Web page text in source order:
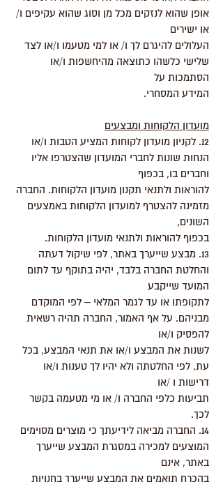
אופן שהוא לנזקים מכל מן וסוג שהוא עקיפים ו/
או ישירים
העלולים להיגרם לך ו/ או למי מטעמו ו/או לצד
שלישי כלשהו כתוצאה מהיחשפות ו/או
הסתמכות על
המידע המסחרי.
מועדון הלקוחות ומבצעים
12. לקניון מועדון לקוחות המציע הטבות ו/או
הנחות שונות לחברי המועדון שהצטרפו אליו
וחברים בו, בכפוף
להוראות ולתנאי תקנון מועדון הלקוחות. החברה
מזמינה להצטרף למועדון הלקוחות באמצעים
השונים,
בכפוף להוראות ולתנאי מועדון הלקוחות.
13. מבצע שייערך באתר, לפי שיקול דעתה
והחלטת החברה בלבד, יהיה בתוקף עד לתום
המועד שייקבע
לתקופתו או עד לגמר המלאי – לפי המוקדם
מבניהם. על אף האמור, החברה תהיה רשאית
להפסיק ו/או
לשנות את המבצע ו/או את תנאי המבצע, בכל
עת, לפי החלטתה ולא יהיו לך טענות ו/או
דרישות ו /או
תביעות כלפי החברה ו/ או מי מטעמה בקשר
לכך.
14. החברה מביאה לידיעתך כי מוצרים מסוימים
המוצעים למכירה במסגרת המבצע שייערך
באתר, אינם
בהכרח תואמים את המבצע שייערך בחנויות